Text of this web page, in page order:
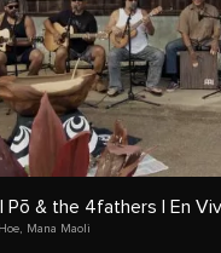
Pō & the 4fathers | En
Mana Maoli